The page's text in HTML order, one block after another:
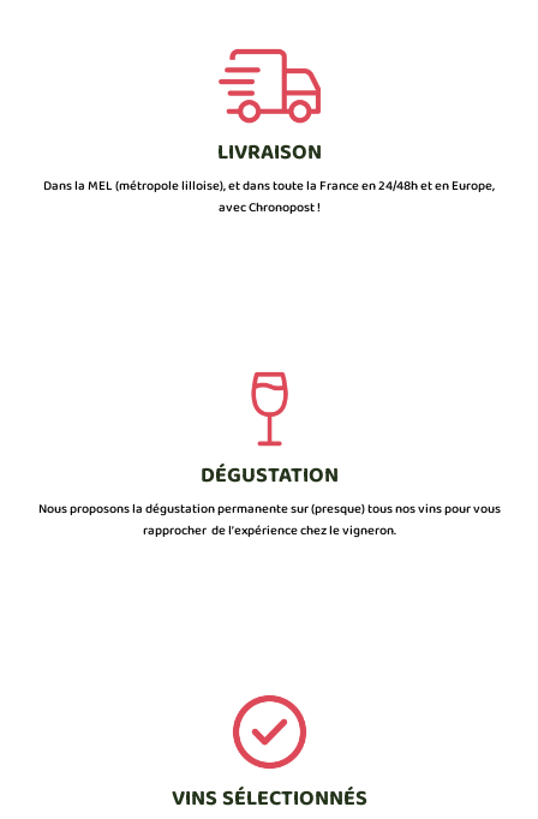
LIVRAISON
Dans la MEL (métropole lilloise), et dans toute la France en 24/48h et en Europe,
avec Chronopost !
DÉGUSTATION
Nous proposons la dégustation permanente sur (presque) tous nos vins pour vous
rapprocher de l’expérience chez le vigneron.
VINS SÉLECTIONNÉS